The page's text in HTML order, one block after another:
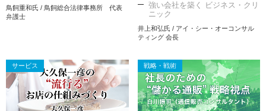
鳥飼重和氏 / 鳥飼総合法律事務所 代表
弁護士
強い会社を築く ビジネス・クリ
ニック
井上和弘氏 / アイ・シー・オーコンサル
ティング 会長
サービス 戦略・戦術